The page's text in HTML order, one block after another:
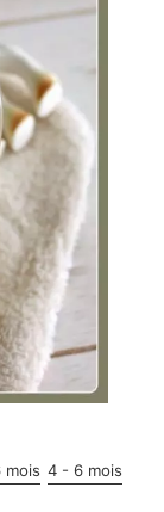
mois 4 - 6 mois